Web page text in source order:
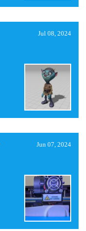
Jul 08, 2024
Jun 07, 2024